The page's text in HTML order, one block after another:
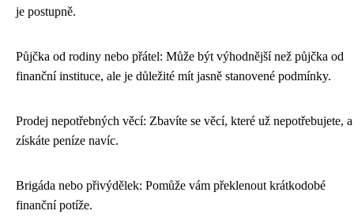
je postupně.
Půjčka od rodiny nebo přátel: Může být výhodnější než půjčka od
finanční instituce, ale je důležité mít jasně stanovené podmínky.
Prodej nepotřebných věcí: Zbavíte se věcí, které už nepotřebujete, a
získáte peníze navíc.
Brigáda nebo přivýdělek: Pomůže vám překlenout krátkodobé
finanční potíže.